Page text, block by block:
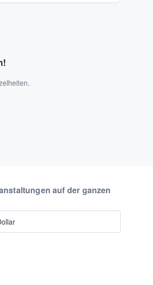
auf der ganzen